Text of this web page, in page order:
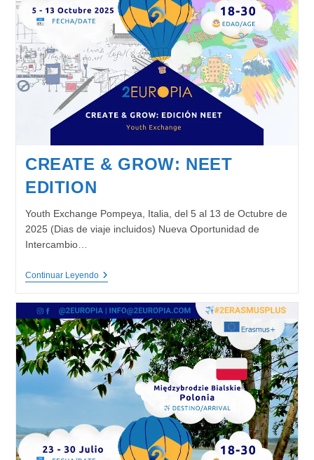
CREATE & GROW: NEET
EDITION
Youth Exchange Pompeya, Italia, del 5 al 13 de Octubre de
2025 (Dias de viaje incluidos) Nueva Oportunidad de
Intercambio…
Continuar LeyendoCREATE
NEET
EDITION